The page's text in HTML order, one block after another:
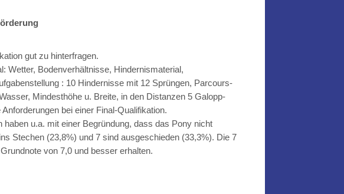
gut zu hinterfragen.
Wetter, Bodenverhältnisse, Hindernismaterial,
: 10 Hindernisse mit 12 Sprüngen, Parcours-
Mindesthöhe u. Breite, in den Distanzen 5 Galopp-
bei einer Final-Qualifikation.
u.a. mit einer Begründung, dass das Pony nicht
Stechen (23,8%) und 7 sind ausgeschieden (33,3%). Die 7
von 7,0 und besser erhalten.